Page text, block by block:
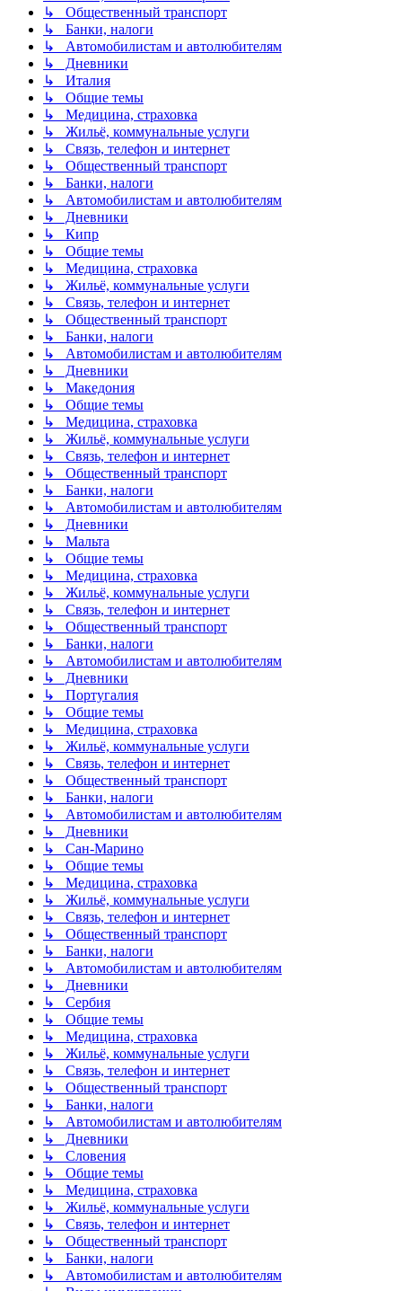
↳ Общественный транспорт
↳ Банки, налоги
↳ Автомобилистам и автолюбителям
↳ Дневники
↳ Италия
↳ Общие темы
↳ Медицина, страховка
↳ Жильё, коммунальные услуги
↳ Связь, телефон и интернет
↳ Общественный транспорт
↳ Банки, налоги
↳ Автомобилистам и автолюбителям
↳ Дневники
↳ Кипр
↳ Общие темы
↳ Медицина, страховка
↳ Жильё, коммунальные услуги
↳ Связь, телефон и интернет
↳ Общественный транспорт
↳ Банки, налоги
↳ Автомобилистам и автолюбителям
↳ Дневники
↳ Македония
↳ Общие темы
↳ Медицина, страховка
↳ Жильё, коммунальные услуги
↳ Связь, телефон и интернет
↳ Общественный транспорт
↳ Банки, налоги
↳ Автомобилистам и автолюбителям
↳ Дневники
↳ Мальта
↳ Общие темы
↳ Медицина, страховка
↳ Жильё, коммунальные услуги
↳ Связь, телефон и интернет
↳ Общественный транспорт
↳ Банки, налоги
↳ Автомобилистам и автолюбителям
↳ Дневники
↳ Португалия
↳ Общие темы
↳ Медицина, страховка
↳ Жильё, коммунальные услуги
↳ Связь, телефон и интернет
↳ Общественный транспорт
↳ Банки, налоги
↳ Автомобилистам и автолюбителям
↳ Дневники
↳ Сан-Марино
↳ Общие темы
↳ Медицина, страховка
↳ Жильё, коммунальные услуги
↳ Связь, телефон и интернет
↳ Общественный транспорт
↳ Банки, налоги
↳ Автомобилистам и автолюбителям
↳ Дневники
↳ Сербия
↳ Общие темы
↳ Медицина, страховка
↳ Жильё, коммунальные услуги
↳ Связь, телефон и интернет
↳ Общественный транспорт
↳ Банки, налоги
↳ Автомобилистам и автолюбителям
↳ Дневники
↳ Словения
↳ Общие темы
↳ Медицина, страховка
↳ Жильё, коммунальные услуги
↳ Связь, телефон и интернет
↳ Общественный транспорт
↳ Банки, налоги
↳ Автомобилистам и автолюбителям